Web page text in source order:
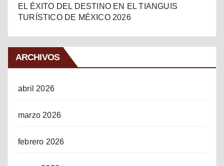
EL ÉXITO DEL DESTINO EN EL TIANGUIS
TURÍSTICO DE MÉXICO 2026
ARCHIVOS
abril 2026
marzo 2026
febrero 2026